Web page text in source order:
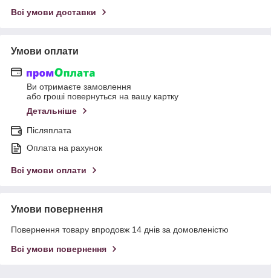
Всі умови доставки
Умови оплати
Ви отримаєте замовлення
або гроші повернуться на вашу картку
Детальніше
Післяплата
Оплата на рахунок
Всі умови оплати
Умови повернення
Повернення товару впродовж 14 днів за домовленістю
Всі умови повернення